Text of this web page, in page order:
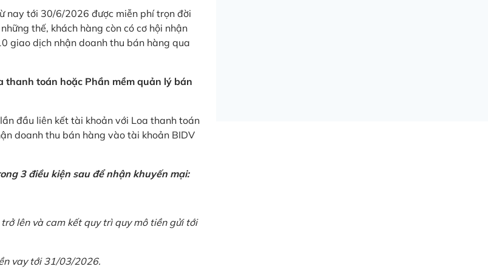
nay tới 30/6/2026 được miễn phí trọn đời
thế, khách hàng còn có cơ hội nhận
giao dịch nhận doanh thu bán hàng qua
thanh toán hoặc Phần mềm quản lý bán
đầu liên kết tài khoản với Loa thanh toán
doanh thu bán hàng vào tài khoản BIDV
3 điều kiện sau để nhận khuyến mại:
lên và cam kết quy trì quy mô tiền gửi tới
vay tới 31/03/2026.